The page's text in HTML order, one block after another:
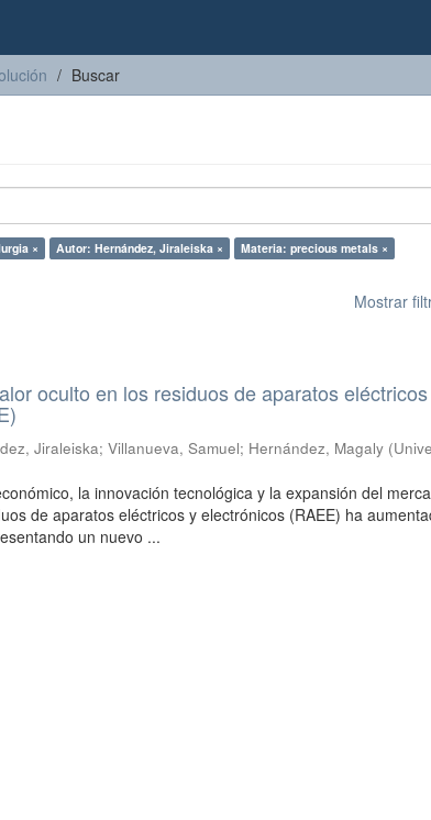
Buscar
× Autor: Hernández, Jiraleiska ×
Materia: precious metals ×
Mostrar
oculto en los residuos de aparatos
Jiraleiska;Villanueva, Samuel; Hernández, Magaly (
la innovación tecnológica y la expansión del
de aparatos eléctricos y electrónicos (RAEE) ha
un nuevo ...